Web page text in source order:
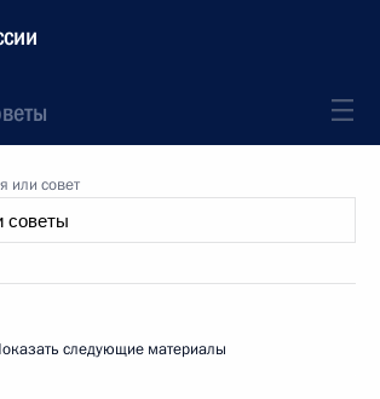
или совет
следующие материалы